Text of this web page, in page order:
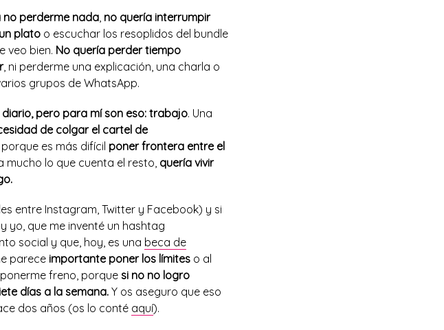
perderme nada, no quería interrumpir
plato o escuchar los resoplidos del bundle
veo bien. No quería perder tiempo
, ni perderme una explicación, una charla o
grupos de WhatsApp.
pero para mí son eso: trabajo. Una
de colgar el cartel de
porque es más difícil poner frontera entre el
mucho lo que cuenta el resto, quería vivir
entre Instagram, Twitter y Facebook) y si
yo, que me inventé un hashtag
social y que, hoy, es una beca de
parece importante poner los límites o al
freno, porque si no no logro
días a la semana. Y os aseguro que eso
dos años (os lo conté aquí).